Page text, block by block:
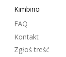
Kimbino
FAQ
Kontakt
Zgłoś treść